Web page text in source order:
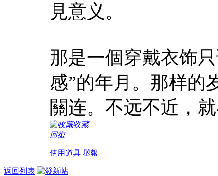
見意义。
那是一個穿戴衣饰
感”的年月。那样的
關连。不远不近，
收藏
回復
使用道具 舉報
返回列表